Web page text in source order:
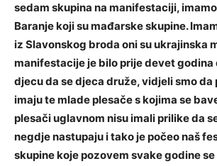
sedam skupina na manifestaciji,
Baranje koji su mađarske skupine.
iz Slavonskog broda oni su ukrajinska
manifestacije je bilo prije devet godina
djecu da se djeca druže, vidjeli smo da
imaju te mlade plesače s kojima se
plesači uglavnom nisu imali prilike da
negdje nastupaju i tako je počeo naš
skupine koje pozovem svake godine